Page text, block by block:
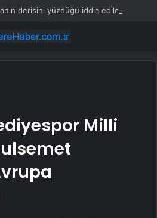
Milli